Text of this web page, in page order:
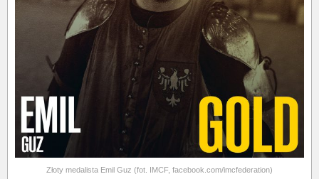
Złoty medalista Emil Guz (fot. IMCF, facebook.com/imcfederation)